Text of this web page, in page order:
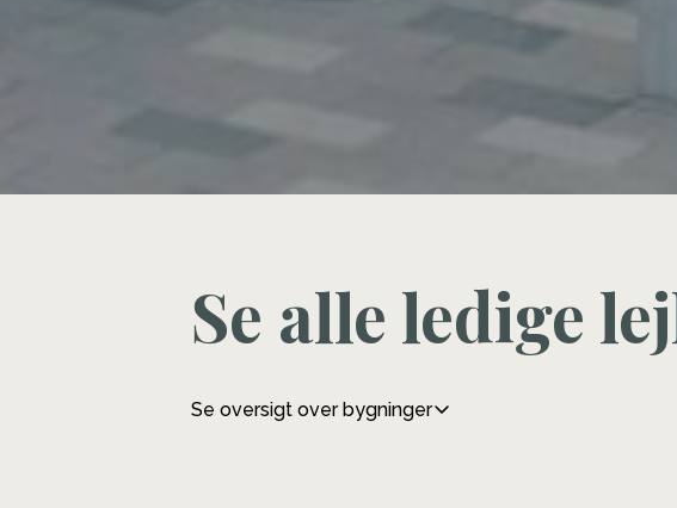
Se alle ledige
Se oversigt over bygninger